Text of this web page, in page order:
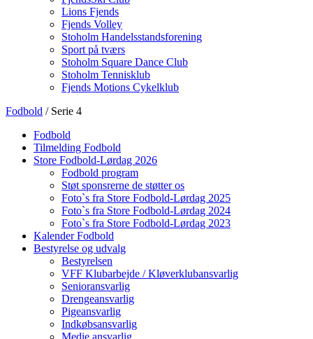
Lions Fjends
Fjends Volley
Stoholm Handelsstandsforening
Sport på tværs
Stoholm Square Dance Club
Stoholm Tennisklub
Fjends Motions Cykelklub
Fodbold / Serie 4
Fodbold
Tilmelding Fodbold
Store Fodbold-Lørdag 2026
Fodbold program
Støt sponsrerne de støtter os
Foto`s fra Store Fodbold-Lørdag 2025
Foto`s fra Store Fodbold-Lørdag 2024
Foto`s fra Store Fodbold-Lørdag 2023
Kalender Fodbold
Bestyrelse og udvalg
Bestyrelsen
VFF Klubarbejde / Kløverklubansvarlig
Senioransvarlig
Drengeansvarlig
Pigeansvarlig
Indkøbsansvarlig
Medie ansvarlig